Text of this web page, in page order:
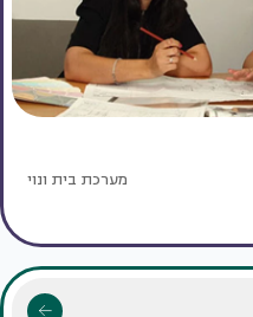
מערכת בית ונוי